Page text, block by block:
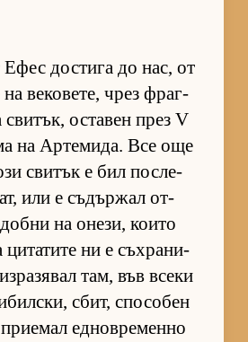
Ефес дос­тига до нас, от
ве­ко­ве­те, чрез фраг­
сви­тък, ос­та­вен през V
на Ар­те­ми­да. Все още
сви­тък е бил пос­ле­
или е съ­дър­жал от­
на оне­зи, ко­ито
ци­та­тите ни е съх­ра­ни­
там, във всеки
сбит, спо­со­бен
ед­нов­ре­менно